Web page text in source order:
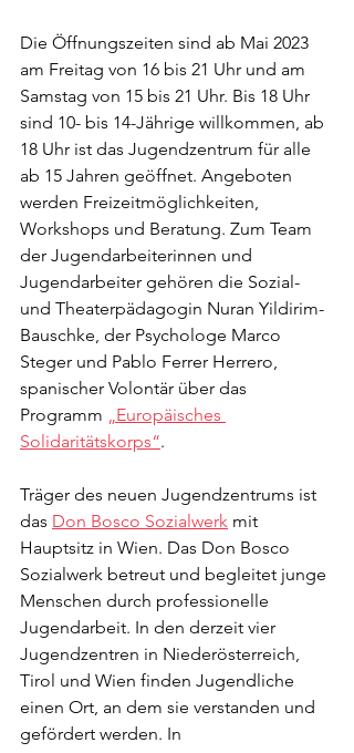
Die Öffnungszeiten sind ab Mai 2023
am Freitag von 16 bis 21 Uhr und am
Samstag von 15 bis 21 Uhr. Bis 18 Uhr
sind 10- bis 14-Jährige willkommen, ab
18 Uhr ist das Jugendzentrum für alle
ab 15 Jahren geöffnet. Angeboten
werden Freizeitmöglichkeiten,
Workshops und Beratung. Zum Team
der Jugendarbeiterinnen und
Jugendarbeiter gehören die Sozial-
und Theaterpädagogin Nuran Yildirim-
Bauschke, der Psychologe Marco
Steger und Pablo Ferrer Herrero,
spanischer Volontär über das
Programm „Europäisches
Solidaritätskorps“.
Träger des neuen Jugendzentrums ist
das Don Bosco Sozialwerk mit
Hauptsitz in Wien. Das Don Bosco
Sozialwerk betreut und begleitet junge
Menschen durch professionelle
Jugendarbeit. In den derzeit vier
Jugendzentren in Niederösterreich,
Tirol und Wien finden Jugendliche
einen Ort, an dem sie verstanden und
gefördert werden. In